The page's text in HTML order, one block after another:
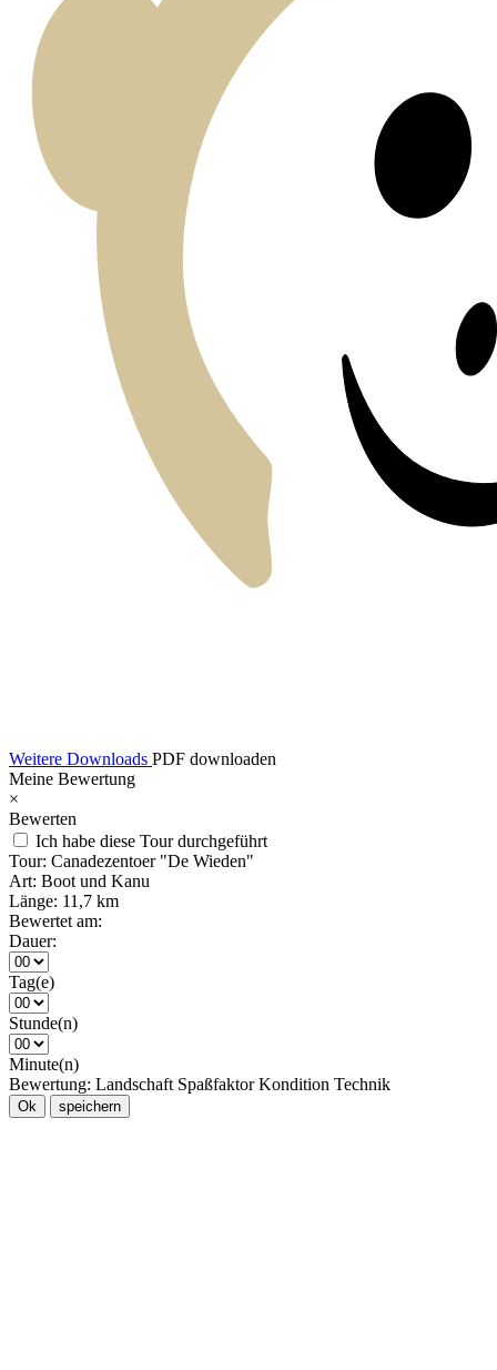
Weitere Downloads PDF downloaden
Meine Bewertung
×
Bewerten
Ich habe diese Tour durchgeführt
Tour: Canadezentoer "De Wieden"
Art: Boot und Kanu
Länge: 11,7 km
Bewertet am:
Dauer:
Tag(e)
Stunde(n)
Minute(n)
Bewertung: Landschaft Spaßfaktor Kondition Technik
Ok speichern